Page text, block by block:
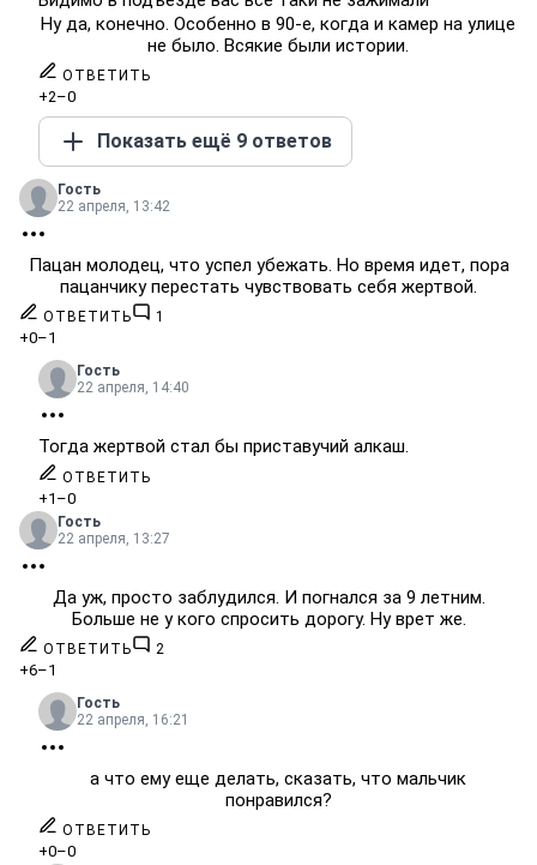
Ну да, конечно. Особенно в 90-е, когда и камер на улице
не было. Всякие были истории.
ОТВЕТИТЬ
+2–0
Показать ещё 9 ответов
Гость
22 апреля, 13:42
Пацан молодец, что успел убежать. Но время идет, пора
пацанчику перестать чувствовать себя жертвой.
ОТВЕТИТЬ 1
+0–1
Гость
22 апреля, 14:40
Тогда жертвой стал бы приставучий алкаш.
ОТВЕТИТЬ
+1 –0
Гость
22 апреля, 13:27
Да уж, просто заблудился. И погнался за 9 летним.
Больше не у кого спросить дорогу. Ну врет же.
ОТВЕТИТЬ 2
+6–1
Гость
22 апреля, 16:21
а что ему еще делать, сказать, что мальчик
понравился?
ОТВЕТИТЬ
+0–0